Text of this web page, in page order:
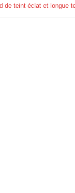
de teint éclat et longue